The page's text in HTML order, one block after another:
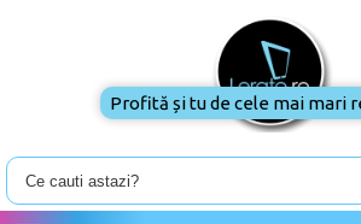
Profită și tu de cele mai mari